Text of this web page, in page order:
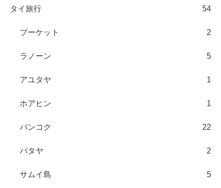
タイ旅行 54
プーケット 2
ラノーン 5
アユタヤ 1
ホアヒン 1
バンコク 22
パタヤ 2
サムイ島 5